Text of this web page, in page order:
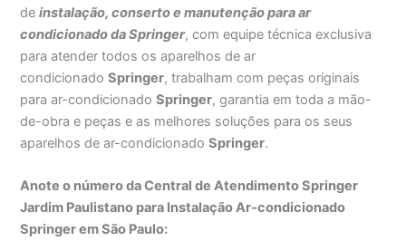
deinstalação, conserto e manutenção para ar
condicionado da Springer, com equipe técnica exclusiva
para atender todos os aparelhos de ar
condicionadoSpringer, trabalham com peças originais
para ar-condicionadoSpringer, garantia em toda a mão-
de-obra e peças e as melhores soluções para os seus
aparelhos de ar-condicionadoSpringer.
Anote o número da Central de Atendimento Springer
Jardim Paulistano para Instalação Ar-condicionado
Springer em São Paulo: